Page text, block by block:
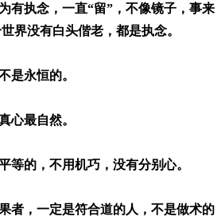
有执念，一直“留”，不像镜子，事来
界没有白头偕老，都是执念。
是永恒的。
心最自然。
等的，不用机巧，没有分别心。
者，一定是符合道的人，不是做术的